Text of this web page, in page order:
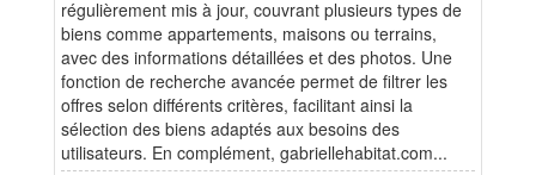
régulièrement mis à jour, couvrant plusieurs types de
biens comme appartements, maisons ou terrains,
avec des informations détaillées et des photos. Une
fonction de recherche avancée permet de filtrer les
offres selon différents critères, facilitant ainsi la
sélection des biens adaptés aux besoins des
utilisateurs. En complément, gabriellehabitat.com...